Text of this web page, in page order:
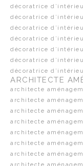
décoratrice
décoratrice
décoratrice
décoratrice
décoratrice
décoratrice
décoratrice
ARCHITECTE
architecte
architecte
architecte
architecte
architecte
architecte
architecte